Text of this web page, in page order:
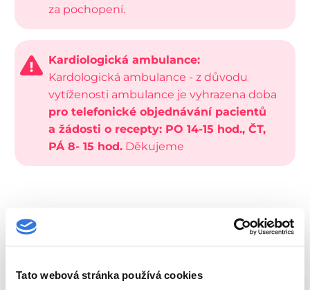
Tato webová stránka používá cookies
za pochopení.
Kardiologická ambulance:
Kardologická ambulance - z důvodu
vytíženosti ambulance je vyhrazena doba
pro telefonické objednávání pacientů
a žádosti o recepty: PO 14-15 hod., ČT,
PÁ 8- 15 hod. Děkujeme